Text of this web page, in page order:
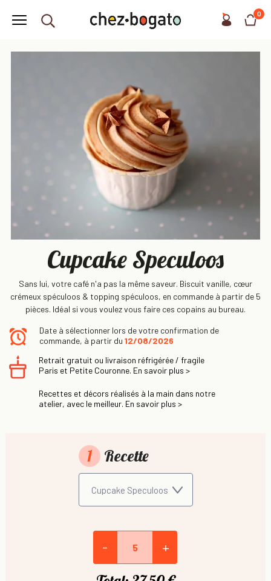
0
Cupcake Speculoos
Sans lui, votre café n'a pas la même saveur. Biscuit vanille, cœur
crémeux spéculoos & topping spéculoos, en commande à partir de 5
pièces. Idéal si vous voulez vous faire ces copains au bureau.
Date à sélectionner lors de votre confirmation de
commande, à partir du 12/08/2026
Retrait gratuit ou livraison réfrigérée / fragile
Paris et Petite Couronne. En savoir plus >
Recettes et décors réalisés à la main dans notre
atelier, avec le meilleur. En savoir plus >
1 Recette
- +